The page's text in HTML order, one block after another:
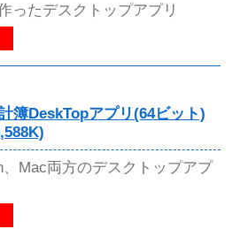
ったデスクトップアプリ
簿DeskTopアプリ(64ビット)
Mac両方のデスクトップアプ